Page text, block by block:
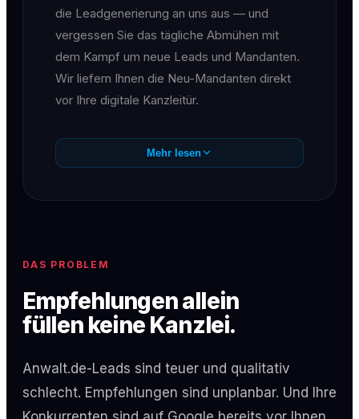
die Leadgenerierung an uns aus — und
vergessen Sie das tägliche Abmühen mit
dem Kampf um neue Leads und Mandanten.
Wir liefern Ihnen die Neu-Mandanten direkt
vor Ihre digitale Kanzleitür.
Mehr lesen
DAS PROBLEM
Empfehlungen allein
füllen keine Kanzlei.
Anwalt.de-Leads sind teuer und qualitativ
schlecht. Empfehlungen sind unplanbar. Und Ihre